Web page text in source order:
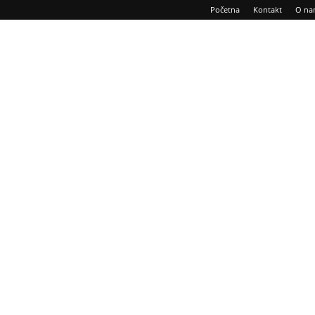
Početna Kontakt O